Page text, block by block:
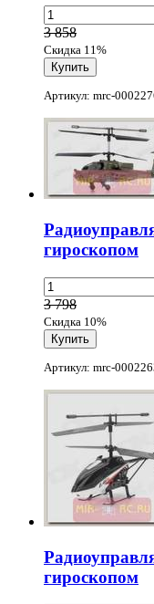
3 858
Скидка 11%
Артикул: mrc-
гироскопом
3 798
Скидка 10%
Артикул: mrc-
гироскопом